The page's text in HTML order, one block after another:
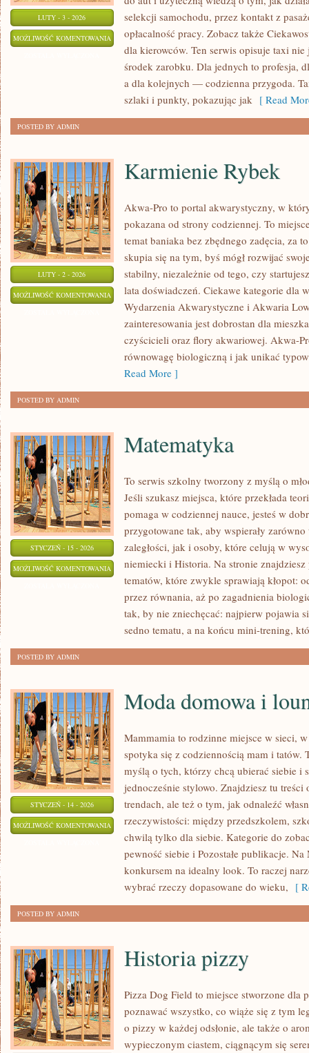
LUTY - 3 - 2026
MOŻLIWOŚĆ KOMENTOWANIA TUNING
MODYFIKACJE
selekcji samochodu, przez kontakt z
opłacalność pracy. Zobacz także
dla kierowców. Ten serwis opisuje taxi
środek zarobku. Dla jednych to profesja,
a dla kolejnych — codzienna przygoda.
szlaki i punkty, pokazując jak [ Read
POSTED BY ADMIN
LUTY - 2 - 2026
MOŻLIWOŚĆ KOMENTOWANIA KARMIENIE
RYBEK
Karmienie Rybek
Akwa-Pro to portal akwarystyczny, w
pokazana od strony codziennej. To
temat baniaka bez zbędnego zadęcia, za
skupia się na tym, byś mógł rozwijać
stabilny, niezależnie od tego, czy
lata doświadczeń. Ciekawe kategorie dla
Wydarzenia Akwarystyczne i Akwaria
zainteresowania jest dobrostan dla
czyścicieli oraz flory akwariowej. Akwa-
równowagę biologiczną i jak unikać
Read More ]
POSTED BY ADMIN
STYCZEŃ - 15 - 2026
MOŻLIWOŚĆ KOMENTOWANIA MATEMATYKA
Matematyka
To serwis szkolny tworzony z myślą o
Jeśli szukasz miejsca, które przekłada
pomaga w codziennej nauce, jesteś w
przygotowane tak, aby wspierały
zaległości, jak i osoby, które celują w
niemiecki i Historia. Na stronie znajdziesz
tematów, które zwykle sprawiają kłopot:
przez równania, aż po zagadnienia
tak, by nie zniechęcać: najpierw pojawia
sedno tematu, a na końcu mini-trening,
POSTED BY ADMIN
STYCZEŃ - 14 - 2026
MOŻLIWOŚĆ KOMENTOWANIA MODA
DOMOWA
LOUNGEWEAR
Moda domowa i
Mammamia to rodzinne miejsce w sieci,
spotyka się z codziennością mam i
myślą o tych, którzy chcą ubierać siebie i
jednocześnie stylowo. Znajdziesz tu
trendach, ale też o tym, jak odnaleźć
rzeczywistości: między przedszkolem,
chwilą tylko dla siebie. Kategorie do
pewność siebie i Pozostałe publikacje.
konkursem na idealny look. To raczej
wybrać rzeczy dopasowane do wieku, [
POSTED BY ADMIN
Historia pizzy
Pizza Dog Field to miejsce stworzone dla
poznawać wszystko, co wiąże się z tym
o pizzy w każdej odsłonie, ale także o
wypieczonym ciastem, ciągnącym się